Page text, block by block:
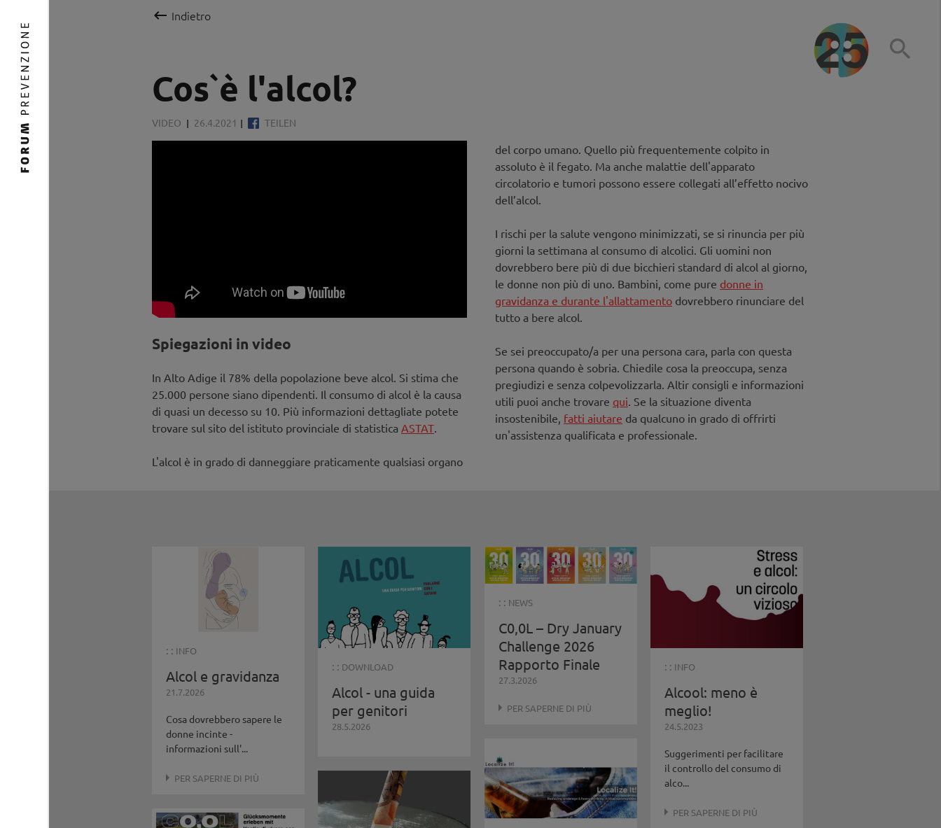

 Indietro
Cos`è l'alcol?
VIDEO 26.4.2021 TEILEN
Spiegazioni in video
In Alto Adige il 78% della popolazione beve alcol. Si stima che
25.000 persone siano dipendenti. Il consumo di alcol è la causa
di quasi un decesso su 10. Più informazioni dettagliate potete
trovare sul sito del istituto provinciale di statistica ASTAT
L'alcol è in grado di danneggiare praticamente qualsiasi organo
del corpo umano. Quello più frequentemente colpito in
assoluto è il fegato. Ma anche malattie dell'apparato
circolatorio e tumori possono essere collegati all’effetto nocivo
dell’alcol.
I rischi per la salute vengono minimizzati, se si rinuncia per più
giorni la settimana al consumo di alcolici. Gli uomini non
dovrebbero bere più di due bicchieri standard di alcol al giorno,
le donne non più di uno. Bambini, come pure donne in
gravidanza e durante l'allattamento dovrebbero rinunciare del
tutto a bere alcol.
Se sei preoccupato/a per una persona cara, parla con questa
persona quando è sobria. Chiedile cosa la preoccupa, senza
pregiudizi e senza colpevolizzarla. Altir consigli e informazioni
utili puoi anche trovare qui . Se la situazione diventa
insostenibile, fatti aiutare da qualcuno in grado di offrirti
un'assistenza qualificata e professionale.
: : INFO
Alcol e gravidanza
21.7.2026
Cosa dovrebbero sapere le
donne incinte -
informazioni sull'...
PER SAPERNE DI PIÙ
: : DOWNLOAD
Alcol - una guida
per genitori
28.5.2026
: : NEWS
C0,0L – Dry January
Challenge 2026
Rapporto Finale
27.3.2026
PER SAPERNE DI PIÙ
: : INFO
Alcool: meno è
meglio!
24.5.2023
Suggerimenti per facilitare
il controllo del consumo di
alco...
PER SAPERNE DI PIÙ